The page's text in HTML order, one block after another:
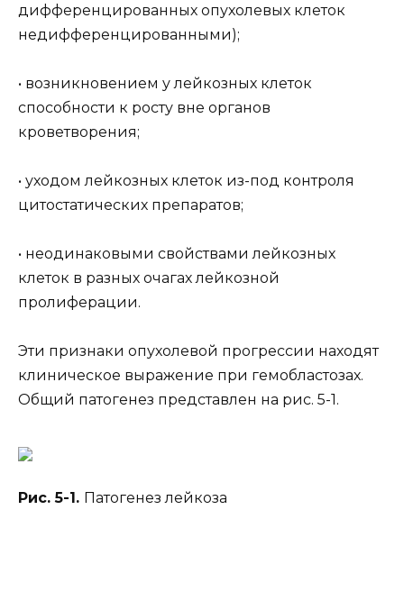
дифференцированных опухолевых клеток
недифференцированными);
• возникновением у лейкозных клеток
способности к росту вне органов
кроветворения;
• уходом лейкозных клеток из-под контроля
цитостатических препаратов;
• неодинаковыми свойствами лейкозных
клеток в разных очагах лейкозной
пролиферации.
Эти признаки опухолевой прогрессии находят
клиническое выражение при гемобластозах.
Общий патогенез представлен на рис. 5-1.
Рис. 5-1. Патогенез лейкоза